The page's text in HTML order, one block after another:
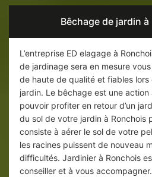
Bêchage de jardin
L’entreprise ED elagage à
de jardinage sera en mesure
de haute de qualité et fiables
jardin. Le bêchage est une
pouvoir profiter en retour d’un
du sol de votre jardin à Ronchois
consiste à aérer le sol de votre
les racines puissent de nouveau
difficultés. Jardinier à Ronchois
conseiller et à vous accompagner.